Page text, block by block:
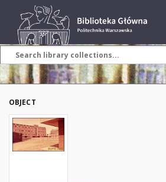
OBJECT